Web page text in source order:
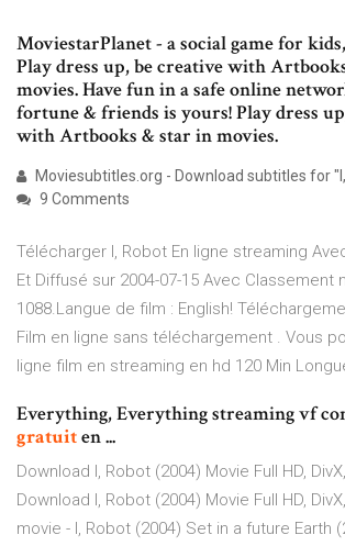
MoviestarPlanet - a social game for
Play dress up, be creative with
movies. Have fun in a safe online
fortune & friends is yours! Play dress
with Artbooks & star in movies.
Moviesubtitles.org - Download subtitles for
9 Comments
Télécharger I, Robot En ligne streaming
Et Diffusé sur 2004-07-15 Avec Classement
1088.Langue de film : English!
Film en ligne sans téléchargement . Vous
ligne film en streaming en hd 120 Min
Everything, Everything streaming vf
gratuiten ...
Download I, Robot (2004) Movie Full HD,
Download I, Robot (2004) Movie Full HD,
movie - I, Robot (2004) Set in a future Earth